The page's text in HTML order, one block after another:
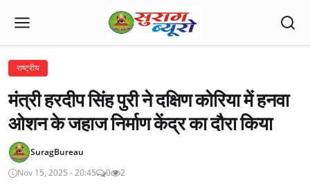
राष्ट्रीय
मंत्री हरदीप सिंह पुरी ने दक्षिण कोरिया में हनवा
ओशन के जहाज निर्माण केंद्र का दौरा किया
SuragBureau
Nov 15, 2025 - 20:45
0 2